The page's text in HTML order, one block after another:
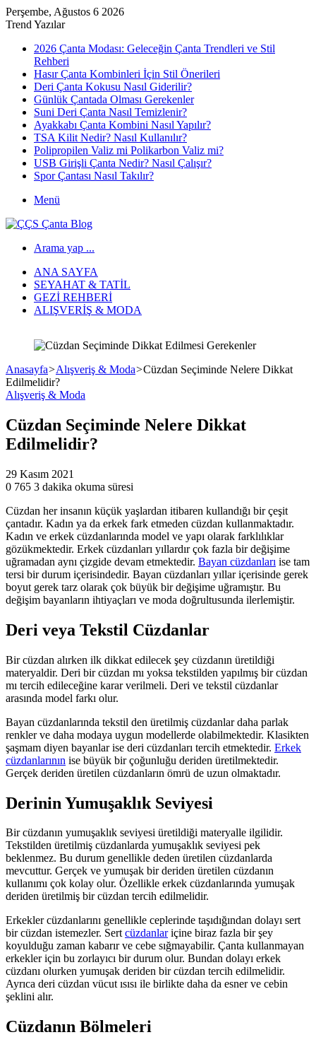
Perşembe, Ağustos 6 2026
Trend Yazılar
2026 Çanta Modası: Geleceğin Çanta Trendleri ve Stil
Rehberi
Hasır Çanta Kombinleri İçin Stil Önerileri
Deri Çanta Kokusu Nasıl Giderilir?
Günlük Çantada Olması Gerekenler
Suni Deri Çanta Nasıl Temizlenir?
Ayakkabı Çanta Kombini Nasıl Yapılır?
TSA Kilit Nedir? Nasıl Kullanılır?
Polipropilen Valiz mi Polikarbon Valiz mi?
USB Girişli Çanta Nedir? Nasıl Çalışır?
Spor Çantası Nasıl Takılır?
Menü
Arama yap ...
ANA SAYFA
SEYAHAT & TATIL
GEZI REHBERI
ALIŞVERIŞ & MODA
Anasayfa>Alışveriş & Moda>Cüzdan Seçiminde Nelere Dikkat
Edilmelidir?
Alışveriş & Moda
Cüzdan Seçiminde Nelere Dikkat
Edilmelidir?
29 Kasım 2021
0 765 3 dakika okuma süresi
Cüzdan her insanın küçük yaşlardan itibaren kullandığı bir çeşit
çantadır. Kadın ya da erkek fark etmeden cüzdan kullanmaktadır.
Kadın ve erkek cüzdanlarında model ve yapı olarak farklılıklar
gözükmektedir. Erkek cüzdanları yıllardır çok fazla bir değişime
uğramadan aynı çizgide devam etmektedir. Bayan cüzdanları ise tam
tersi bir durum içerisindedir. Bayan cüzdanları yıllar içerisinde gerek
boyut gerek tarz olarak çok büyük bir değişime uğramıştır. Bu
değişim bayanların ihtiyaçları ve moda doğrultusunda ilerlemiştir.
Deri veya Tekstil Cüzdanlar
Bir cüzdan alırken ilk dikkat edilecek şey cüzdanın üretildiği
materyaldir. Deri bir cüzdan mı yoksa tekstilden yapılmış bir cüzdan
mı tercih edileceğine karar verilmeli. Deri ve tekstil cüzdanlar
arasında model farkı olur.
Bayan cüzdanlarında tekstil den üretilmiş cüzdanlar daha parlak
renkler ve daha modaya uygun modellerde olabilmektedir. Klasikten
şaşmam diyen bayanlar ise deri cüzdanları tercih etmektedir. Erkek
cüzdanlarının ise büyük bir çoğunluğu deriden üretilmektedir.
Gerçek deriden üretilen cüzdanların ömrü de uzun olmaktadır.
Derinin Yumuşaklık Seviyesi
Bir cüzdanın yumuşaklık seviyesi üretildiği materyalle ilgilidir.
Tekstilden üretilmiş cüzdanlarda yumuşaklık seviyesi pek
beklenmez. Bu durum genellikle deden üretilen cüzdanlarda
mevcuttur. Gerçek ve yumuşak bir deriden üretilen cüzdanın
kullanımı çok kolay olur. Özellikle erkek cüzdanlarında yumuşak
deriden üretilmiş bir cüzdan tercih edilmelidir.
Erkekler cüzdanlarını genellikle ceplerinde taşıdığından dolayı sert
bir cüzdan istemezler. Sertcüzdanlariçine biraz fazla bir şey
koyulduğu zaman kabarır ve cebe sığmayabilir. Çanta kullanmayan
erkekler için bu zorlayıcı bir durum olur. Bundan dolayı erkek
cüzdanı olurken yumuşak deriden bir cüzdan tercih edilmelidir.
Ayrıca deri cüzdan vücut ısısı ile birlikte daha da esner ve cebin
şeklini alır.
Cüzdanın Bölmeleri